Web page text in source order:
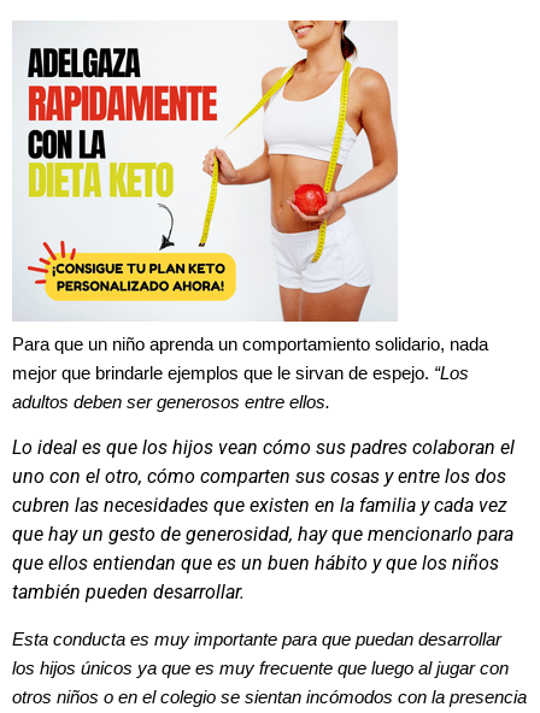
Para que un niño aprenda un comportamiento solidario, nada
mejor que brindarle ejemplos que le sirvan de espejo. “Los
adultos deben ser generosos entre ellos.
Lo ideal es que los hijos vean cómo sus padres colaboran el
uno con el otro, cómo comparten sus cosas y entre los dos
cubren las necesidades que existen en la familia y cada vez
que hay un gesto de generosidad, hay que mencionarlo para
que ellos entiendan que es un buen hábito y que los niños
también pueden desarrollar.
Esta conducta es muy importante para que puedan desarrollar
los hijos únicos ya que es muy frecuente que luego al jugar con
otros niños o en el colegio se sientan incómodos con la presencia